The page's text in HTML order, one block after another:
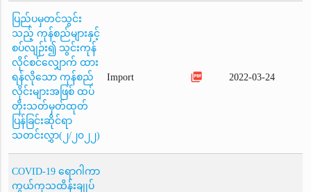
ပြည်ပမှတင်သွင်း
သည့် ကုန်စည်များနှင့်
စပ်လျဉ်း၍ သွင်းကုန်
လိုင်စင်လျှောက် ထား
ရန်လိုသော ကုန်စည်
လိုင်းများအဖြစ် ထပ်
တိုးသတ်မှတ်ထုတ်
ပြန်ခြင်းဆိုင်ရာ
သတင်းလွှာ(၂/၂၀၂၂)
Import picture_as_pdf 2022-03-24
COVID-19 ရောဂါကာ
ကွယ်ကုသထိန်းချုပ်